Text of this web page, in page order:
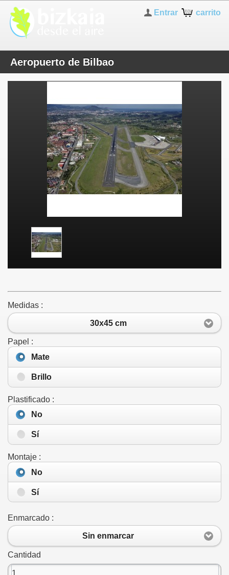
carrito
Entrar
Aeropuerto de Bilbao
Medidas :
30x45 cm
Papel :
Mate
Brillo
Plastificado :
No
Sí
Montaje :
No
Sí
Enmarcado :
Sin enmarcar
Cantidad